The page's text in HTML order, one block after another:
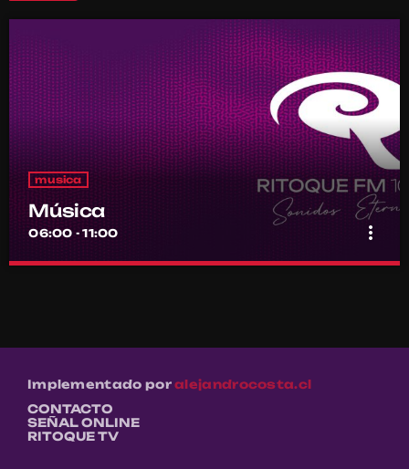
musica
Música
06:00 - 11:00 more_vert
Música
Implementado poralejandrocosta.cl
CONTACTO
SEÑAL ONLINE
RITOQUE TV